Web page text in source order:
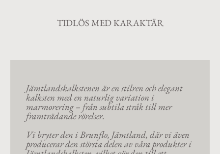
TIDLÖS MED KARAKTÄR
Jämtlandskalkstenen är en stilren och elegant
kalksten med en naturlig variation i
marmorering – från subtila stråk till mer
framträdande rörelser.
Vi bryter den i Brunflo, Jämtland, där vi även
producerar den största delen av våra produkter i